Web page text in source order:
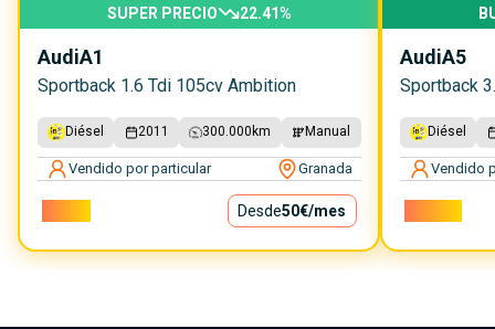
SUPER PRECIO 22.41%
AudiA1
Sportback 1.6 Tdi 105cv Ambition
Diésel 2011 300.000 km Manual
Vendido por particular Granada
Desde50€/mes
AudiA5
Sportback
Diésel
Vendido